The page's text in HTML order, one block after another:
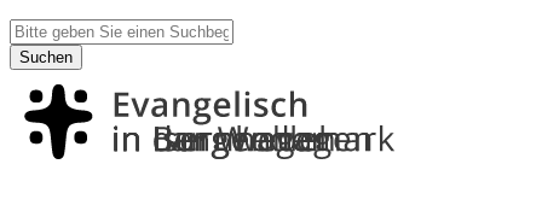
Suchen